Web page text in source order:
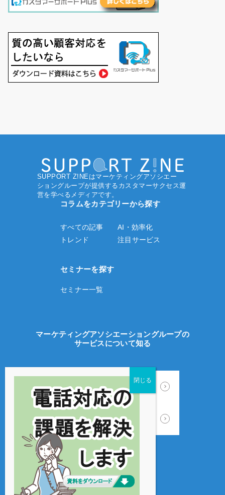
SUPPORT Z!NEはマーケティングアソシエー
ショングループが提供するカスタマーサクセス運
営を学べるメディアです。
コラムをカテゴリーから探す
すべての記事
AI・効率化
トレンド
注目サービス
セミナーを探す
セミナー一覧
マーケティングアソシエーショングループの
サービスについて知る
ECサイト制作
WEB広告運用
受注処理業務
プライバシーポリシー